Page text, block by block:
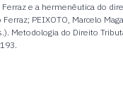
e a hermenêutica do
PEIXOTO, Marcelo
Metodologia do Direito